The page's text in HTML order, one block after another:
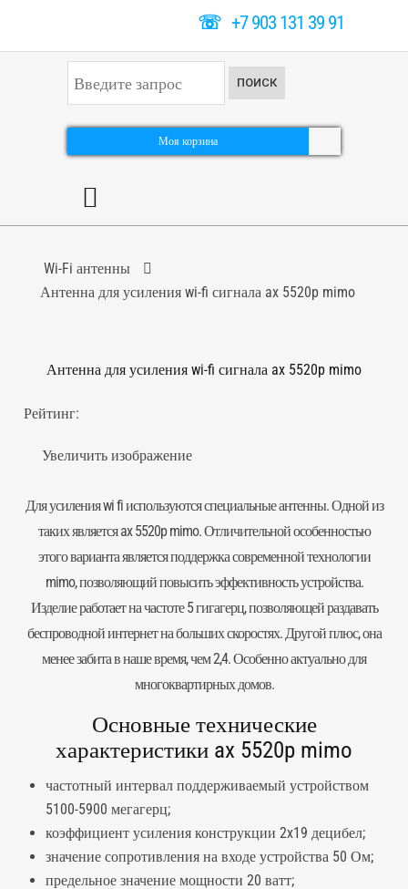
☏+7 903 131 39 91
к
а
ь
ПОИСК
Моя корзина
Wi-Fi антенны
Антенна для усиления wi-fi сигнала ax 5520p mimo
Антенна для усиления wi-fi сигнала ax 5520p mimo
Рейтинг:
Увеличить изображение
Для усиления wi fi используются специальныеантенны. Одной из
таких является ax 5520p mimo. Отличительной особенностью
этого варианта является поддержка современной технологии
mimo, позволяющий повысить эффективность устройства.
Изделие работает на частоте 5 гигагерц, позволяющей раздавать
беспроводной интернет на больших скоростях. Другой плюс, она
менее забита в наше время, чем 2,4. Особенно актуально для
многоквартирных домов.
Основные технические
характеристики ax 5520p mimo
частотный интервал поддерживаемый устройством
5100-5900 мегагерц;
коэффициент усиления конструкции 2x19 децибел;
значение сопротивления на входе устройства 50 Ом;
предельное значение мощности 20 ватт;